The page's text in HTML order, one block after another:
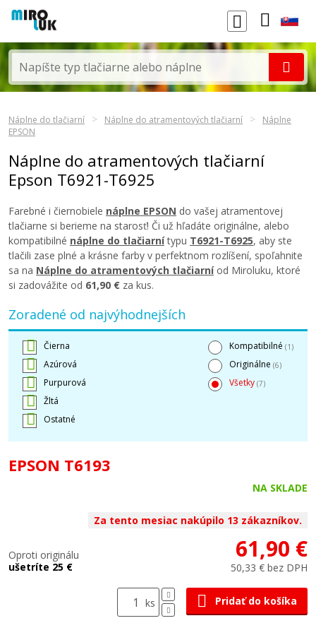
Náplne do tlačiarní Náplne do atramentových tlačiarní
Náplne
EPSON
Náplne do atramentových tlačiarní
Epson T6921-T6925
Farebné i čiernobiele náplne EPSON do vašej atramentovej
tlačiarne si berieme na starosť! Či už hľadáte originálne, alebo
kompatibilné náplne do tlačiarnítypu T6921-T6925, aby ste
tlačili zase plné a krásne farby v perfektnom rozlíšení, spoľahnite
sa na Náplne do atramentových tlačiarníod Miroluku, ktoré
si zadovážite od 61,90 € za kus.
Zoradené od najvýhodnejších
Čierna
Azúrová
Purpurová
Žltá
Ostatné
Kompatibilné (1)
Originálne (6)
Všetky (7)
EPSON T6193
NA SKLADE
Za tento mesiac nakúpilo 13 zákazníkov.
Oproti originálu
ušetríte 25 €
61,90 €
50,33 € bez DPH
ks Pridať do košíka